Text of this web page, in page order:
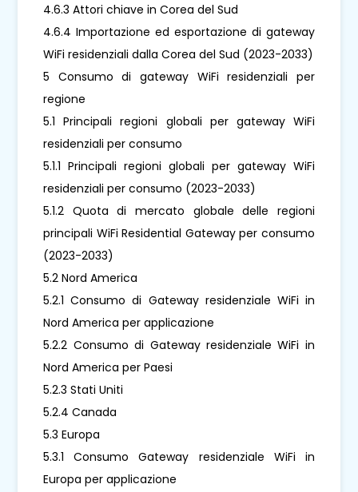
4.6.3 Attori chiave in Corea del Sud
4.6.4 Importazione ed esportazione di gateway
WiFi residenziali dalla Corea del Sud (2023-2033)
5 Consumo di gateway WiFi residenziali per
regione
5.1 Principali regioni globali per gateway WiFi
residenziali per consumo
5.1.1 Principali regioni globali per gateway WiFi
residenziali per consumo (2023-2033)
5.1.2 Quota di mercato globale delle regioni
principali WiFi Residential Gateway per consumo
(2023-2033)
5.2 Nord America
5.2.1 Consumo di Gateway residenziale WiFi in
Nord America per applicazione
5.2.2 Consumo di Gateway residenziale WiFi in
Nord America per Paesi
5.2.3 Stati Uniti
5.2.4 Canada
5.3 Europa
5.3.1 Consumo Gateway residenziale WiFi in
Europa per applicazione